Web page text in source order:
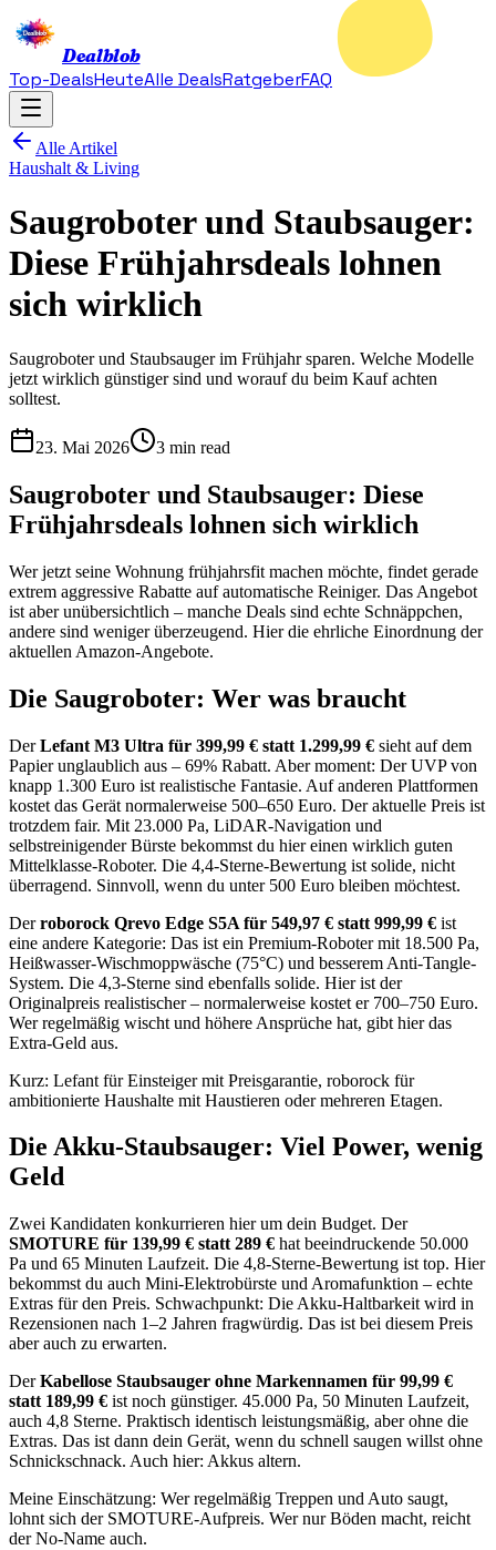
Dealblob
Top-DealsHeuteAlle DealsRatgeberFAQ
Alle Artikel
Haushalt & Living
Saugroboter und Staubsauger:
Diese Frühjahrsdeals lohnen
sich wirklich
Saugroboter und Staubsauger im Frühjahr sparen. Welche Modelle
jetzt wirklich günstiger sind und worauf du beim Kauf achten
solltest.
23. Mai 2026 3 min read
Saugroboter und Staubsauger: Diese
Frühjahrsdeals lohnen sich wirklich
Wer jetzt seine Wohnung frühjahrsfit machen möchte, findet gerade
extrem aggressive Rabatte auf automatische Reiniger. Das Angebot
ist aber unübersichtlich – manche Deals sind echte Schnäppchen,
andere sind weniger überzeugend. Hier die ehrliche Einordnung der
aktuellen Amazon-Angebote.
Die Saugroboter: Wer was braucht
DerLefant M3 Ultra für 399,99 € statt 1.299,99 € sieht auf dem
Papier unglaublich aus – 69% Rabatt. Aber moment: Der UVP von
knapp 1.300 Euro ist realistische Fantasie. Auf anderen Plattformen
kostet das Gerät normalerweise 500–650 Euro. Der aktuelle Preis ist
trotzdem fair. Mit 23.000 Pa, LiDAR-Navigation und
selbstreinigender Bürste bekommst du hier einen wirklich guten
Mittelklasse-Roboter. Die 4,4-Sterne-Bewertung ist solide, nicht
überragend. Sinnvoll, wenn du unter 500 Euro bleiben möchtest.
Derroborock Qrevo Edge S5A für 549,97 € statt 999,99 € ist
eine andere Kategorie: Das ist ein Premium-Roboter mit 18.500 Pa,
Heißwasser-Wischmoppwäsche (75°C) und besserem Anti-Tangle-
System. Die 4,3-Sterne sind ebenfalls solide. Hier ist der
Originalpreis realistischer – normalerweise kostet er 700–750 Euro.
Wer regelmäßig wischt und höhere Ansprüche hat, gibt hier das
Extra-Geld aus.
Kurz: Lefant für Einsteiger mit Preisgarantie, roborock für
ambitionierte Haushalte mit Haustieren oder mehreren Etagen.
Die Akku-Staubsauger: Viel Power, wenig
Geld
Zwei Kandidaten konkurrieren hier um dein Budget. Der
SMOTURE für 139,99 € statt 289 € hat beeindruckende 50.000
Pa und 65 Minuten Laufzeit. Die 4,8-Sterne-Bewertung ist top. Hier
bekommst du auch Mini-Elektrobürste und Aromafunktion – echte
Extras für den Preis. Schwachpunkt: Die Akku-Haltbarkeit wird in
Rezensionen nach 1–2 Jahren fragwürdig. Das ist bei diesem Preis
aber auch zu erwarten.
DerKabellose Staubsauger ohne Markennamen für 99,99 €
statt 189,99 € ist noch günstiger. 45.000 Pa, 50 Minuten Laufzeit,
auch 4,8 Sterne. Praktisch identisch leistungsmäßig, aber ohne die
Extras. Das ist dann dein Gerät, wenn du schnell saugen willst ohne
Schnickschnack. Auch hier: Akkus altern.
Meine Einschätzung: Wer regelmäßig Treppen und Auto saugt,
lohnt sich der SMOTURE-Aufpreis. Wer nur Böden macht, reicht
der No-Name auch.